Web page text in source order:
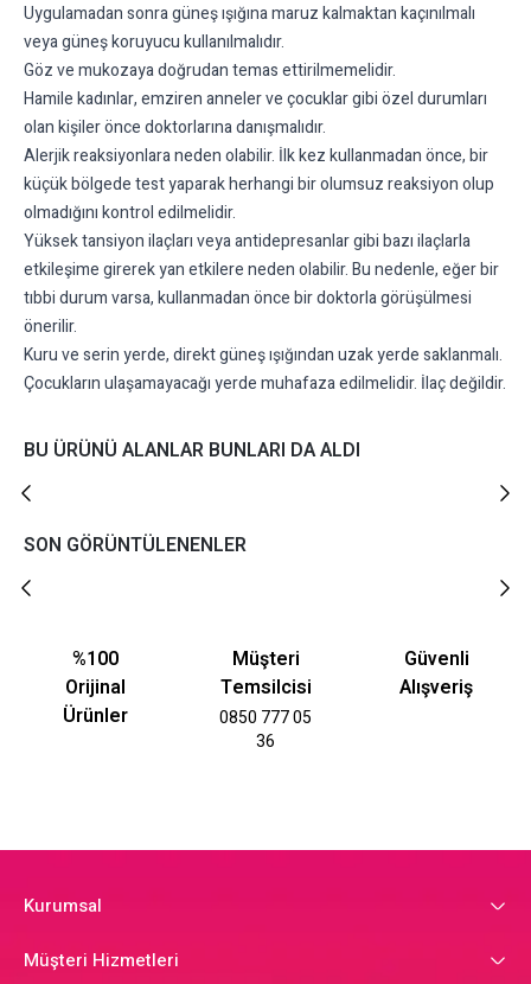
Uygulamadan sonra güneş ışığına maruz kalmaktan kaçınılmalı
veya güneş koruyucu kullanılmalıdır.
Göz ve mukozaya doğrudan temas ettirilmemelidir.
Hamile kadınlar, emziren anneler ve çocuklar gibi özel durumları
olan kişiler önce doktorlarına danışmalıdır.
Alerjik reaksiyonlara neden olabilir. İlk kez kullanmadan önce, bir
küçük bölgede test yaparak herhangi bir olumsuz reaksiyon olup
olmadığını kontrol edilmelidir.
Yüksek tansiyon ilaçları veya antidepresanlar gibi bazı ilaçlarla
etkileşime girerek yan etkilere neden olabilir. Bu nedenle, eğer bir
tıbbi durum varsa, kullanmadan önce bir doktorla görüşülmesi
önerilir.
Kuru ve serin yerde, direkt güneş ışığından uzak yerde saklanmalı.
Çocukların ulaşamayacağı yerde muhafaza edilmelidir. İlaç değildir.
BU ÜRÜNÜ ALANLAR BUNLARI DA ALDI
SON GÖRÜNTÜLENENLER
%100
Orijinal
Ürünler
Müşteri
Temsilcisi
0850 777 05
36
Güvenli
Alışveriş
Kurumsal
Müşteri Hizmetleri